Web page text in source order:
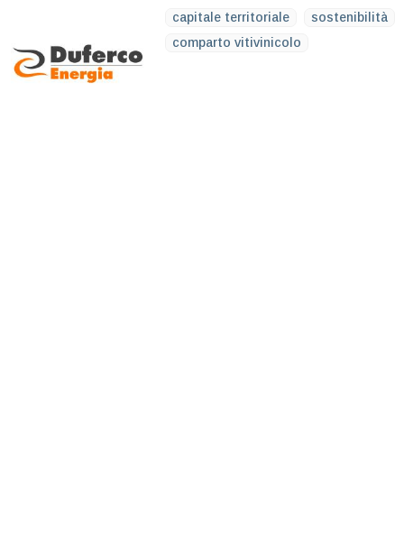
capitale territoriale
sostenibilità
comparto vitivinicolo